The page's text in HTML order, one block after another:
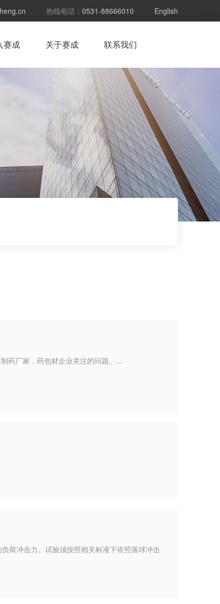
热线电话： 0531-88666010 English
赛成 关于赛成 联系我们
药厂家，药包材企业关注的问题。...
荷冲击力。试验须按照相关标准下依照落球冲击